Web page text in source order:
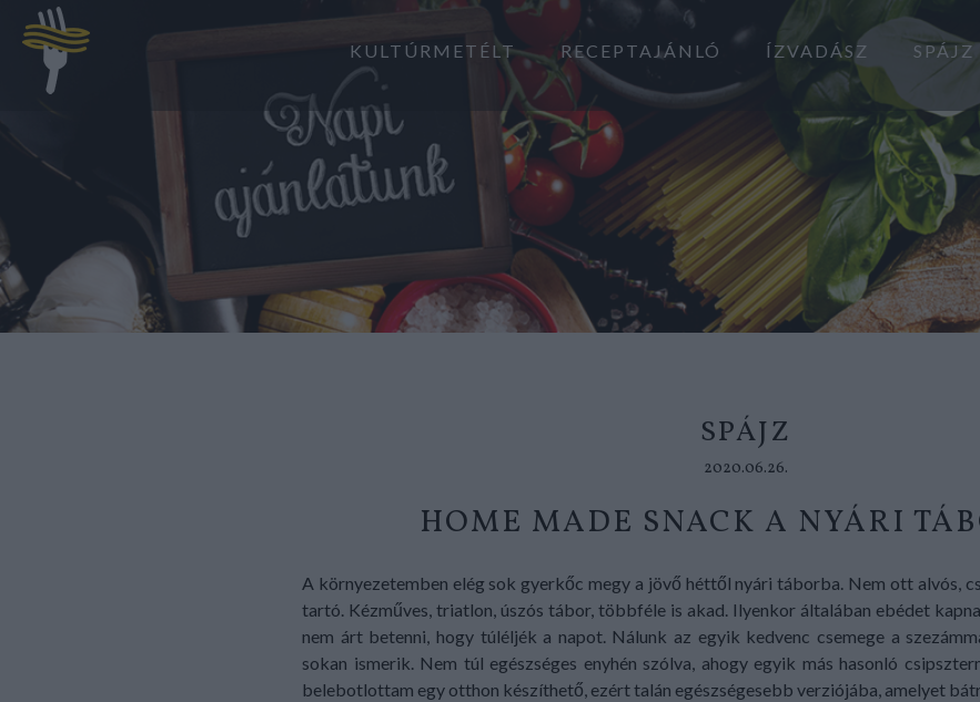
KULTÚRMETÉLT RECEPTAJÁNLÓ ÍZVADÁSZ SPÁJZ
SPÁJZ
2020.06.26.
HOME MADE SNACK A NYÁRI
A környezetemben elég sok gyerkőc megy a jövő héttől nyári táborba. Nem ott alvós,
tartó. Kézműves, triatlon, úszós tábor, többféle is akad. Ilyenkor általában ebédet
nem árt betenni, hogy túléljék a napot. Nálunk az egyik kedvenc csemege a
sokan ismerik. Nem túl egészséges enyhén szólva, ahogy egyik más hasonló
belebotlottam egy otthon készíthető, ezért talán egészségesebb verziójába, amelyet